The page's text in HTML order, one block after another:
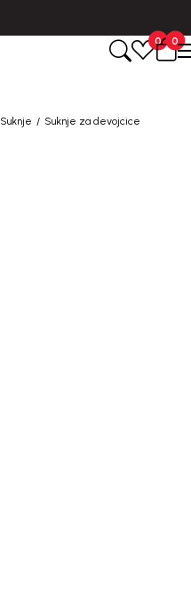
0
0
Suknje
Suknje za devojcice